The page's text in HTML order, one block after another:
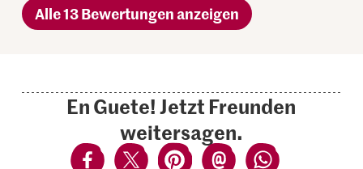
Alle 13 Bewertungen anzeigen
En Guete! Jetzt Freunden
weitersagen.